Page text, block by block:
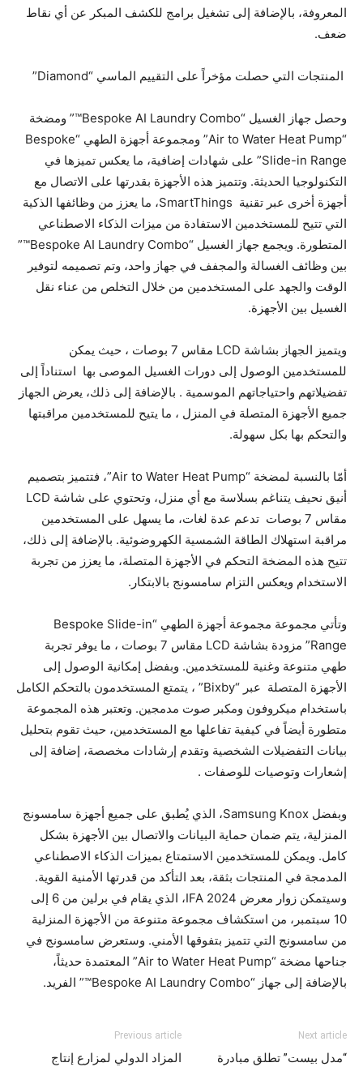
المعروفة، بالإضافة إلى تشغيل برامج للكشف المبكر عن أي نقاط
ضعف.
المنتجات التي حصلت مؤخراً على التقييم الماسي “Diamond”
وحصل جهاز الغسيل “Bespoke AI Laundry Combo™” ومضخة
“Air to Water Heat Pump” ومجموعة أجهزة الطهي “Bespoke
Slide-in Range” على شهادات إضافية، ما يعكس تميزها في
التكنولوجيا الحديثة. وتتميز هذه الأجهزة بقدرتها على الاتصال مع
أجهزة أخرى عبر تقنية SmartThings، ما يعزز من وظائفها الذكية
التي تتيح للمستخدمين الاستفادة من ميزات الذكاء الاصطناعي
المتطورة. ويجمع جهاز الغسيل “Bespoke AI Laundry Combo™”
بين وظائف الغسالة والمجفف في جهاز واحد، وتم تصميمه لتوفير
الوقت والجهد على المستخدمين من خلال التخلص من عناء نقل
الغسيل بين الأجهزة.
ويتميز الجهاز بشاشة LCD مقاس 7 بوصات ، حيث يمكن
للمستخدمين الوصول إلى دورات الغسيل الموصى بها استناداً إلى
تفضيلاتهم واحتياجاتهم الموسمية . بالإضافة إلى ذلك، يعرض الجهاز
جميع الأجهزة المتصلة في المنزل ، ما يتيح للمستخدمين مراقبتها
والتحكم بها بكل سهولة.
أمّا بالنسبة لمضخة “Air to Water Heat Pump”، فتتميز بتصميم
أنيق نحيف يتناغم بسلاسة مع أي منزل، وتحتوي على شاشة LCD
مقاس 7 بوصات تدعم عدة لغات، ما يسهل على المستخدمين
مراقبة استهلاك الطاقة الشمسية الكهروضوئية. بالإضافة إلى ذلك،
تتيح هذه المضخة التحكم في الأجهزة المتصلة، ما يعزز من تجربة
الاستخدام ويعكس التزام سامسونج بالابتكار.
وتأتي مجموعة مجموعة أجهزة الطهي “Bespoke Slide-in
Range” مزودة بشاشة LCD مقاس 7 بوصات ، ما يوفر تجربة
طهي متنوعة وغنية للمستخدمين. وبفضل إمكانية الوصول إلى
الأجهزة المتصلة عبر “Bixby” ، يتمتع المستخدمون بالتحكم الكامل
باستخدام ميكروفون ومكبر صوت مدمجين. وتعتبر هذه المجموعة
متطورة أيضاً في كيفية تفاعلها مع المستخدمين، حيث تقوم بتحليل
بيانات التفضيلات الشخصية وتقدم إرشادات مخصصة، إضافة إلى
إشعارات وتوصيات للوصفات .
وبفضل Samsung Knox، الذي يُطبق على جميع أجهزة سامسونج
المنزلية، يتم ضمان حماية البيانات والاتصال بين الأجهزة بشكل
كامل. ويمكن للمستخدمين الاستمتاع بميزات الذكاء الاصطناعي
المدمجة في المنتجات بثقة، بعد التأكد من قدرتها الأمنية القوية.
وسيتمكن زوار معرض IFA 2024، الذي يقام في برلين من 6 إلى
10 سبتمبر، من استكشاف مجموعة متنوعة من الأجهزة المنزلية
من سامسونج التي تتميز بتفوقها الأمني. وستعرض سامسونج في
جناحها مضخة “Air to Water Heat Pump” المعتمدة حديثاً،
بالإضافة إلى جهاز “Bespoke AI Laundry Combo™” الفريد.
Previous article
المزاد الدولي لمزارع إنتاج
Next article
“مدل بيست” تطلق مبادرة